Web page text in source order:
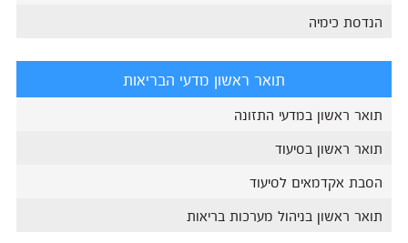
הנדסת כימיה
תואר ראשון מדעי הבריאות
תואר ראשון במדעי התזונה
תואר ראשון בסיעוד
הסבת אקדמאים לסיעוד
תואר ראשון בניהול מערכות בריאות